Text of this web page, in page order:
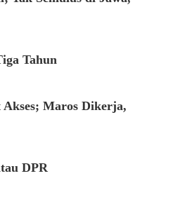
Tahun
Maros Dikerja,
DPR